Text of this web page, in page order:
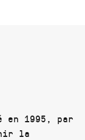
en 1995, par
la